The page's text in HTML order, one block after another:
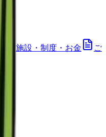
施設・制度・お金
ご